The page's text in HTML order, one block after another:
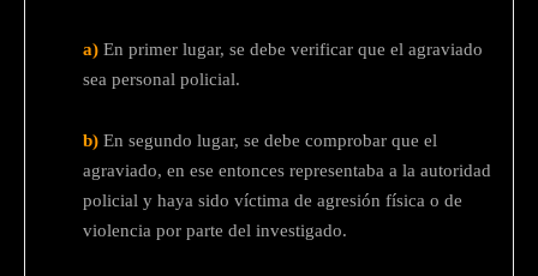
a) En primer lugar, se debe verificar que el agraviado
sea personal policial.
b) En segundo lugar, se debe comprobar que el
agraviado, en ese entonces representaba a la autoridad
policial y haya sido víctima de agresión física o de
violencia por parte del investigado.